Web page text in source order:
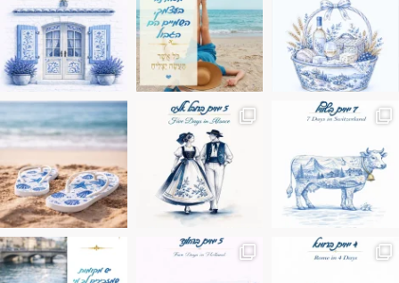
בחבל אלזס צרפת
בחופשה שבו הכל נהיה פשוט יותר. החול, הי
Instagram post
Instagram post 17994326828955248